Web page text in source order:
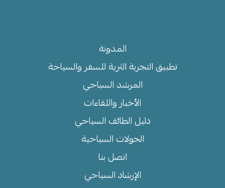
المدونة
تطبيق التجربة الثرية للسفر والسياحة
المرشد السياحي
الأخبار واللقاءات
دليل الطائف السياحي
الجولات السياحية
اتصل بنا
الإرشاد السياحي